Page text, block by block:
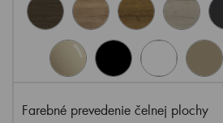
Farebné prevedenie čelnej plochy